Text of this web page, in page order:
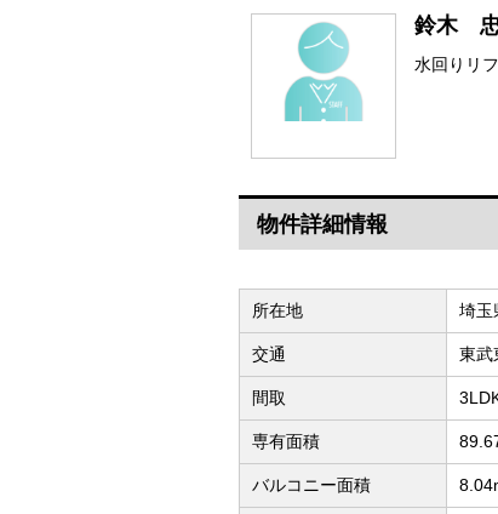
鈴木
水回りリ
物件詳細情報
所在地 埼玉
交通 東武
間取
専有面積
バルコニー面積